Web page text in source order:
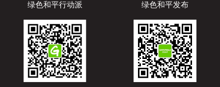
绿色和平行动派 绿色和平发布